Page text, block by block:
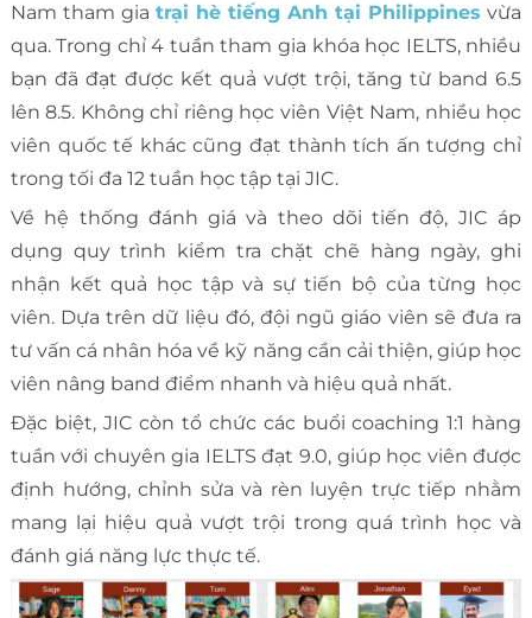
Nam tham gia trại hè tiếng Anh tại Philippines vừa
qua. Trong chỉ 4 tuần tham gia khóa học IELTS, nhiều
bạn đã đạt được kết quả vượt trội, tăng từ band 6.5
lên 8.5. Không chỉ riêng học viên Việt Nam, nhiều học
viên quốc tế khác cũng đạt thành tích ấn tượng chỉ
trong tối đa 12 tuần học tập tại JIC.
Về hệ thống đánh giá và theo dõi tiến độ, JIC áp
dụng quy trình kiểm tra chặt chẽ hàng ngày, ghi
nhận kết quả học tập và sự tiến bộ của từng học
viên. Dựa trên dữ liệu đó, đội ngũ giáo viên sẽ đưa ra
tư vấn cá nhân hóa về kỹ năng cần cải thiện, giúp học
viên nâng band điểm nhanh và hiệu quả nhất.
Đặc biệt, JIC còn tổ chức các buổi coaching 1:1 hàng
tuần với chuyên gia IELTS đạt 9.0, giúp học viên được
định hướng, chỉnh sửa và rèn luyện trực tiếp nhằm
mang lại hiệu quả vượt trội trong quá trình học và
đánh giá năng lực thực tế.